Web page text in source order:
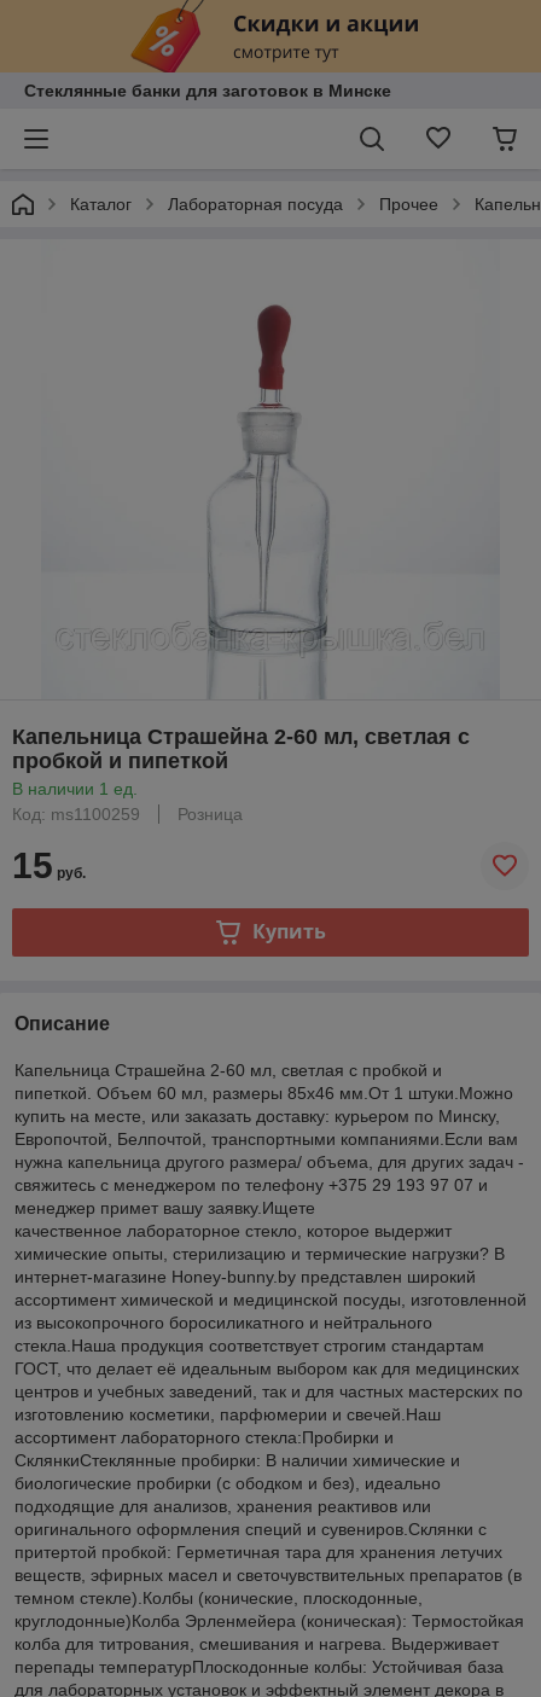
Стеклянные банки для заготовок в Минске
Каталог Лабораторная посуда Прочее
Капельница Страшейна 2-60 мл, светлая с
пробкой и пипеткой
В наличии 1 ед.
Код: ms1100259
Розница
15 руб.
Купить
Описание
Капельница Страшейна 2-60 мл, светлая с пробкой и
пипеткой. Объем 60 мл, размеры 85х46 мм.От 1 штуки.Можно
купить на месте, или заказать доставку: курьером по Минску,
Европочтой, Белпочтой, транспортными компаниями.Если вам
нужна капельница другого размера/ объема, для других задач -
свяжитесь с менеджером по телефону +375 29 193 97 07 и
менеджер примет вашу заявку.Ищете
качественное лабораторное стекло, которое выдержит
химические опыты, стерилизацию и термические нагрузки? В
интернет-магазине Honey-bunny.by представлен широкий
ассортимент химической и медицинской посуды, изготовленной
из высокопрочного боросиликатного и нейтрального
стекла.Наша продукция соответствует строгим стандартам
ГОСТ, что делает её идеальным выбором как для медицинских
центров и учебных заведений, так и для частных мастерских по
изготовлению косметики, парфюмерии и свечей.Наш
ассортимент лабораторного стекла:Пробирки и
СклянкиСтеклянные пробирки: В наличии химические и
биологические пробирки (с ободком и без), идеально
подходящие для анализов, хранения реактивов или
оригинального оформления специй и сувениров.Склянки с
притертой пробкой: Герметичная тара для хранения летучих
веществ, эфирных масел и светочувствительных препаратов (в
темном стекле).Колбы (конические, плоскодонные,
круглодонные)Колба Эрленмейера (коническая): Термостойкая
колба для титрования, смешивания и нагрева. Выдерживает
перепады температурПлоскодонные колбы: Устойчивая база
для лабораторных установок и эффектный элемент декора в